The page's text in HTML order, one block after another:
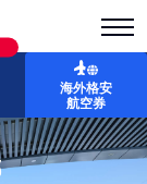
海外格安
航空券